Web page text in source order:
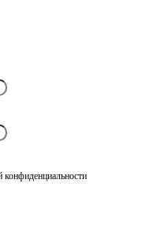
конфиденциальности